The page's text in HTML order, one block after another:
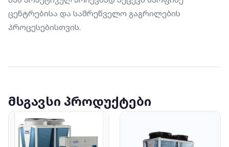
ცენტრებისა და სამრეწველო გაგრილების
პროცესებისთვის.
მსგავსი პროდუქტები